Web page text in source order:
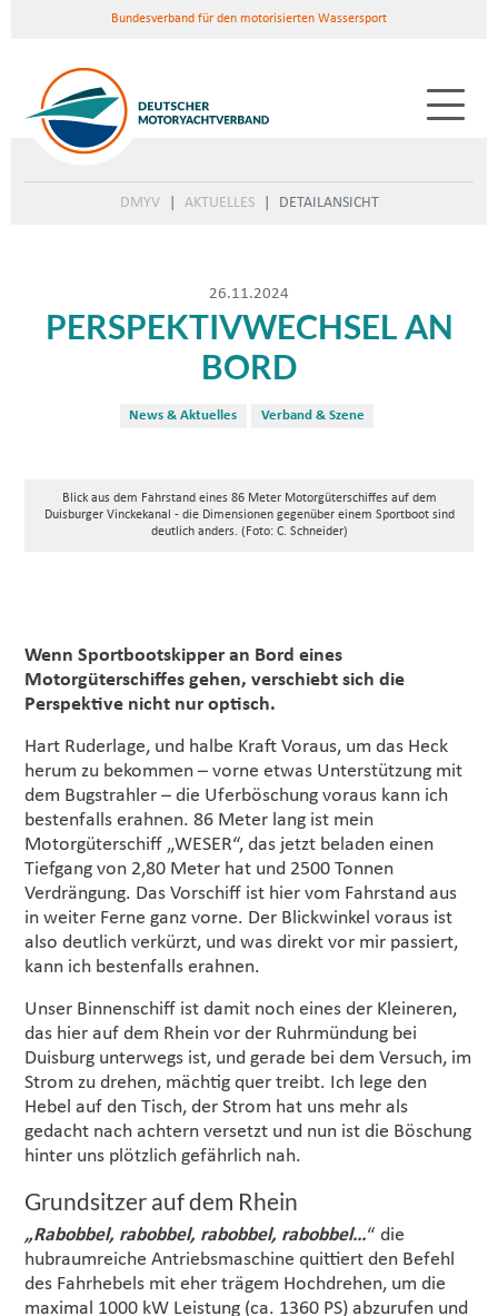
Bundesverband für den motorisierten Wassersport
DMYV AKTUELLES DETAILANSICHT
26.11.2024
PERSPEKTIVWECHSEL AN
BORD
News & Aktuelles Verband & Szene
Blick aus dem Fahrstand eines 86 Meter Motorgüterschiffes auf dem
Duisburger Vinckekanal - die Dimensionen gegenüber einem Sportboot sind
deutlich anders. (Foto: C. Schneider)
Wenn Sportbootskipper an Bord eines
Motorgüterschiffes gehen, verschiebt sich die
Perspektive nicht nur optisch.
Hart Ruderlage, und halbe Kraft Voraus, um das Heck
herum zu bekommen – vorne etwas Unterstützung mit
dem Bugstrahler – die Uferböschung voraus kann ich
bestenfalls erahnen. 86 Meter lang ist mein
Motorgüterschiff „WESER“, das jetzt beladen einen
Tiefgang von 2,80 Meter hat und 2500 Tonnen
Verdrängung. Das Vorschiff ist hier vom Fahrstand aus
in weiter Ferne ganz vorne. Der Blickwinkel voraus ist
also deutlich verkürzt, und was direkt vor mir passiert,
kann ich bestenfalls erahnen.
Unser Binnenschiff ist damit noch eines der Kleineren,
das hier auf dem Rhein vor der Ruhrmündung bei
Duisburg unterwegs ist, und gerade bei dem Versuch, im
Strom zu drehen, mächtig quer treibt. Ich lege den
Hebel auf den Tisch, der Strom hat uns mehr als
gedacht nach achtern versetzt und nun ist die Böschung
hinter uns plötzlich gefährlich nah.
Grundsitzer auf dem Rhein
„Rabobbel, rabobbel, rabobbel, rabobbel…“ die
hubraumreiche Antriebsmaschine quittiert den Befehl
des Fahrhebels mit eher trägem Hochdrehen, um die
maximal 1000 kW Leistung (ca. 1360 PS) abzurufen und